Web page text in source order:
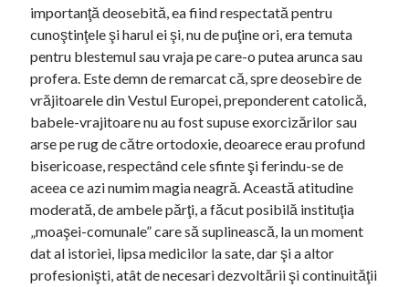
importanţă deosebită, ea fiind respectată pentru
cunoştinţele şi harul ei şi, nu de puţine ori, era temuta
pentru blestemul sau vraja pe care-o putea arunca sau
profera. Este demn de remarcat că, spre deosebire de
vrăjitoarele din Vestul Europei, preponderent catolică,
babele-vrajitoare nu au fost supuse exorcizărilor sau
arse pe rug de către ortodoxie, deoarece erau profund
bisericoase, respectând cele sfinte şi ferindu-se de
aceea ce azi numim magia neagră. Această atitudine
moderată, de ambele părţi, a făcut posibilă instituţia
„moaşei-comunale” care să suplinească, la un moment
dat al istoriei, lipsa medicilor la sate, dar şi a altor
profesionişti, atât de necesari dezvoltării şi continuităţii